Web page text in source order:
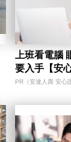
上班看電腦
要入手【安
PR（安達人壽 安心